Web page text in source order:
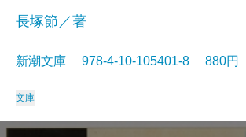
長塚節／著
新潮文庫 978-4-10-105401-8 880円
文庫